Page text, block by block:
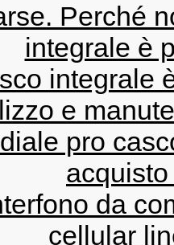
Perché
integrale è
integrale
e
pro
da
cellular